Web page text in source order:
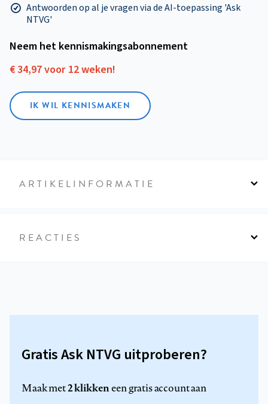
Antwoorden op al je vragen via de AI-toepassing 'Ask
NTVG'
Neem het kennismakings­abonnement
€ 34,97 voor 12 weken!
IK WIL KENNISMAKEN
ARTIKELINFORMATIE
REACTIES
Gratis Ask NTVG uitproberen?
Maak met2 klikkeneen gratis account aan